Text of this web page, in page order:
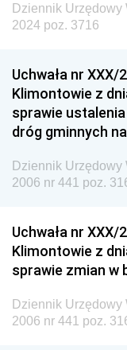
Dziennik
2024 poz. 3716
Uchwała nr
Klimontowie z
sprawie
dróg gminnych
Dziennik
2006 nr 441 poz.
Uchwała nr
Klimontowie z
sprawie zmian w
Dziennik
2006 nr 441 poz.